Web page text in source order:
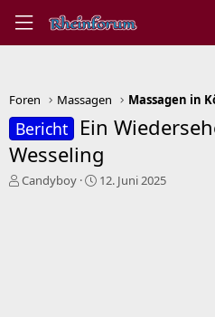
Foren Massagen
Bericht
Ein
Wesseling
E
Candyboy
E12. Juni 2025